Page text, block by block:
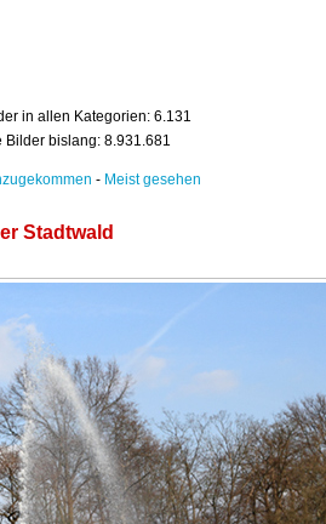
in allen Kategorien: 6.131
Bilder bislang: 8.931.681
- Meist gesehen
Stadtwald